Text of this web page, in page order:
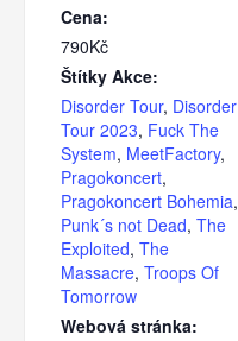
Cena:
790Kč
Štítky Akce:
Disorder Tour, Disorder
Tour 2023, Fuck The
System, MeetFactory,
Pragokoncert,
Pragokoncert Bohemia,
Punk´s not Dead, The
Exploited, The
Massacre, Troops Of
Tomorrow
Webová stránka: